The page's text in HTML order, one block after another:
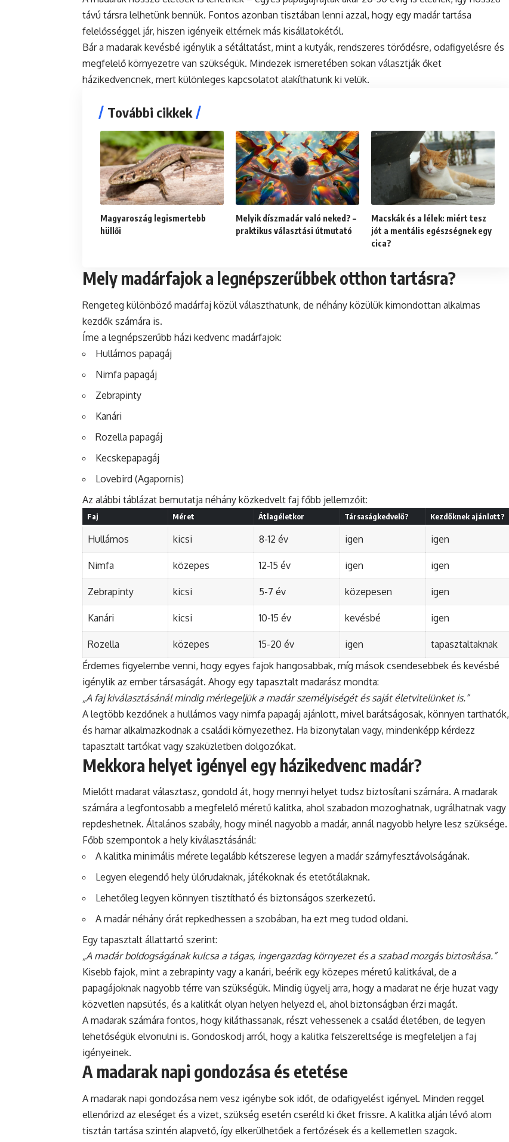
távú társra lelhetünk bennük. Fontos azonban tisztában lenni azzal, hogy egy madár tartása
felelősséggel jár, hiszen igényeik eltérnek más kisállatokétól.
Bár a madarak kevésbé igénylik a sétáltatást, mint a kutyák, rendszeres törődésre, odafigyelésre és
megfelelő környezetre van szükségük. Mindezek ismeretében sokan választják őket
házikedvencnek, mert különleges kapcsolatot alakíthatunk ki velük.
További cikkek
Magyaroszág legismertebb
hüllői
Melyik díszmadár való neked? –
praktikus választási útmutató
Macskák és a lélek: miért tesz
jót a mentális egészségnek egy
cica?
Mely madárfajok a legnépszerűbbek otthon tartásra?
Rengeteg különböző madárfaj közül választhatunk, de néhány közülük kimondottan alkalmas
kezdők számára is.
Íme a legnépszerűbb házi kedvenc madárfajok:
Hullámos papagáj
Nimfa papagáj
Zebrapinty
Kanári
Rozella papagáj
Kecskepapagáj
Lovebird (Agapornis)
Az alábbi táblázat bemutatja néhány közkedvelt faj főbb jellemzőit:
Faj Méret Átlagéletkor Társaságkedvelő? Kezdőknek ajánlott?
Hullámos kicsi 8-12 év igen igen
Nimfa közepes 12-15 év igen igen
Zebrapinty kicsi 5-7 év közepesen igen
Kanári kicsi 10-15 év kevésbé igen
Rozella közepes 15-20 év igen
tapasztaltaknak
Érdemes figyelembe venni, hogy egyes fajok hangosabbak, míg mások csendesebbek és kevésbé
igénylik az ember társaságát. Ahogy egy tapasztalt madarász mondta:
„A faj kiválasztásánál mindig mérlegeljük a madár személyiségét és saját életvitelünket is.”
A legtöbb kezdőnek a hullámos vagy nimfa papagáj ajánlott, mivel barátságosak, könnyen tarthatók,
és hamar alkalmazkodnak a családi környezethez. Ha bizonytalan vagy, mindenképp kérdezz
tapasztalt tartókat vagy szaküzletben dolgozókat.
Mekkora helyet igényel egy házikedvenc madár?
Mielőtt madarat választasz, gondold át, hogy mennyi helyet tudsz biztosítani számára. A madarak
számára a legfontosabb a megfelelő méretű kalitka, ahol szabadon mozoghatnak, ugrálhatnak vagy
repdeshetnek. Általános szabály, hogy minél nagyobb a madár, annál nagyobb helyre lesz szüksége.
Főbb szempontok a hely kiválasztásánál:
A kalitka minimális mérete legalább kétszerese legyen a madár szárnyfesztávolságának.
Legyen elegendő hely ülőrudaknak, játékoknak és etetőtálaknak.
Lehetőleg legyen könnyen tisztítható és biztonságos szerkezetű.
A madár néhány órát repkedhessen a szobában, ha ezt meg tudod oldani.
Egy tapasztalt állattartó szerint:
„A madár boldogságának kulcsa a tágas, ingergazdag környezet és a szabad mozgás biztosítása.”
Kisebb fajok, mint a zebrapinty vagy a kanári, beérik egy közepes méretű kalitkával, de a
papagájoknak nagyobb térre van szükségük. Mindig ügyelj arra, hogy a madarat ne érje huzat vagy
közvetlen napsütés, és a kalitkát olyan helyen helyezd el, ahol biztonságban érzi magát.
A madarak számára fontos, hogy kiláthassanak, részt vehessenek a család életében, de legyen
lehetőségük elvonulni is. Gondoskodj arról, hogy a kalitka felszereltsége is megfeleljen a faj
igényeinek.
A madarak napi gondozása és etetése
A madarak napi gondozása nem vesz igénybe sok időt, de odafigyelést igényel. Minden reggel
ellenőrizd az eleséget és a vizet, szükség esetén cseréld ki őket frissre. A kalitka alján lévő alom
tisztán tartása szintén alapvető, így elkerülhetőek a fertőzések és a kellemetlen szagok.